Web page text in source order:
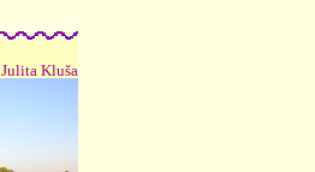
Julita Kluša